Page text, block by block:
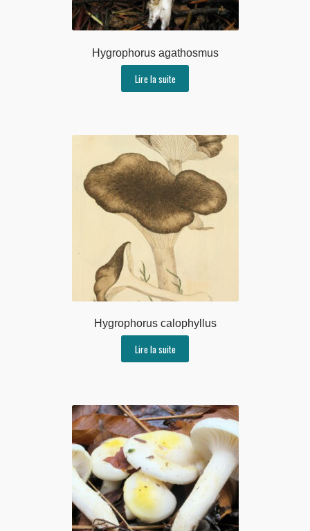
Hygrophorus agathosmus
Lire la suite
Hygrophorus calophyllus
Lire la suite